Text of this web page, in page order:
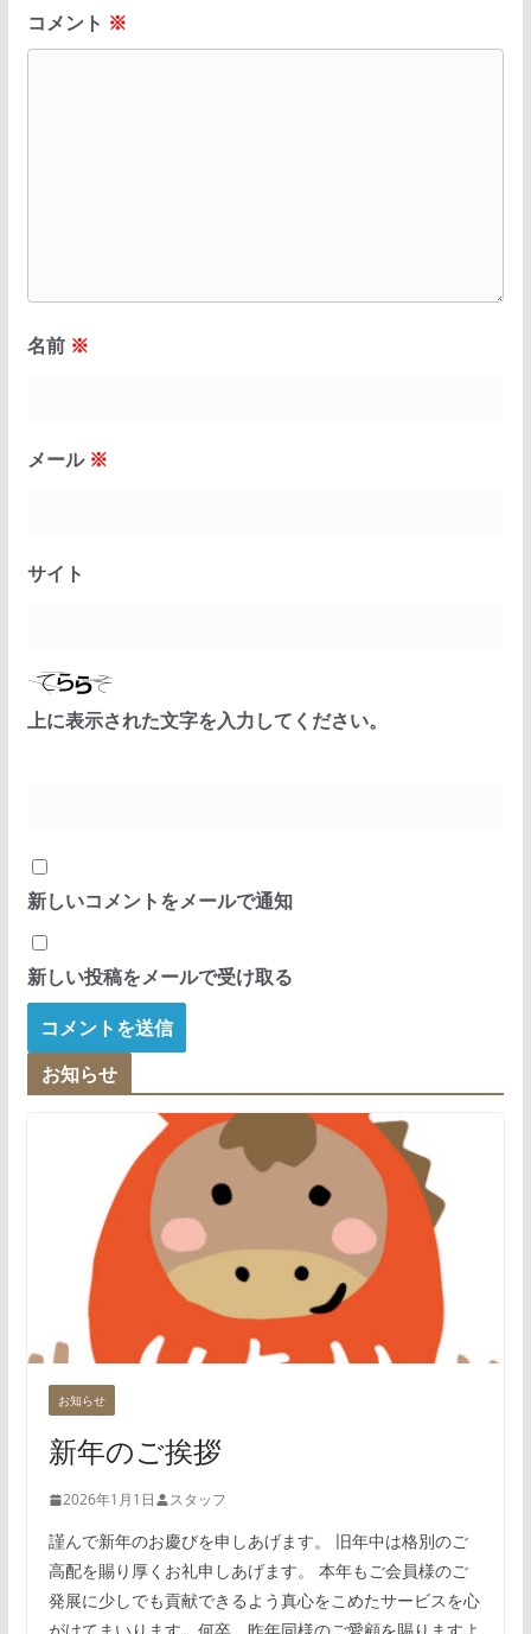
コメント ※
名前 ※
メール ※
サイト
上に表示された文字を入力してください。
新しいコメントをメールで通知
新しい投稿をメールで受け取る
お知らせ
お知らせ
新年のご挨拶
2026年1月1日 スタッフ
謹んで新年のお慶びを申しあげます。 旧年中は格別のご
高配を賜り厚くお礼申しあげます。 本年もご会員様のご
発展に少しでも貢献できるよう真心をこめたサービスを心